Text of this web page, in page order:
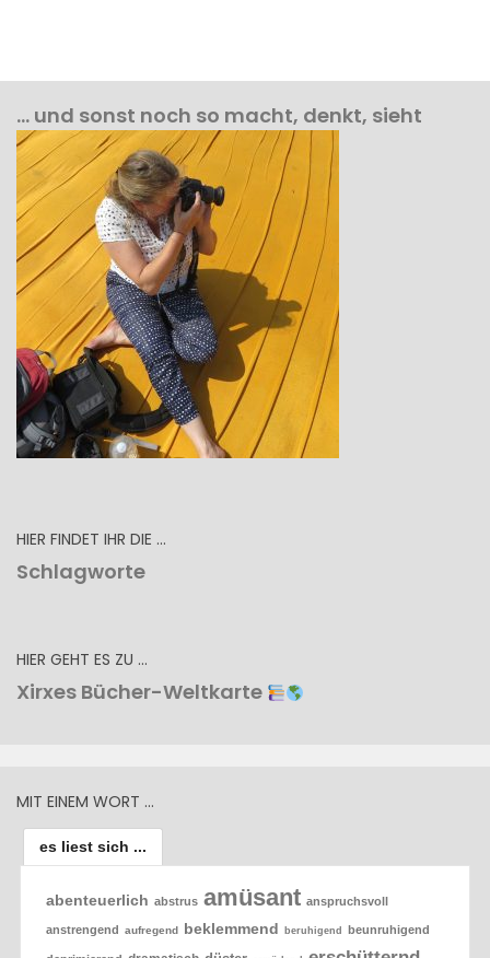
… und sonst noch so macht, denkt, sieht
HIER FINDET IHR DIE …
Schlagworte
HIER GEHT ES ZU …
Xirxes Bücher-Weltkarte
MIT EINEM WORT …
es liest sich ...
abenteuerlich abstrus amüsant anspruchsvoll
anstrengend aufregend beklemmend beruhigend beunruhigend